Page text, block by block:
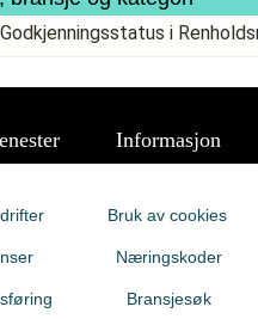
Godkjenningsstatus i
Informasjon
Bruk av cookies
Næringskoder
Bransjesøk